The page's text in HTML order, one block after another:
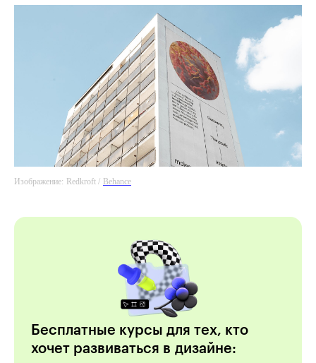
Изображение: Redkroft / Behance
Бесплатные курсы для тех, кто
хочет развиваться в дизайне: